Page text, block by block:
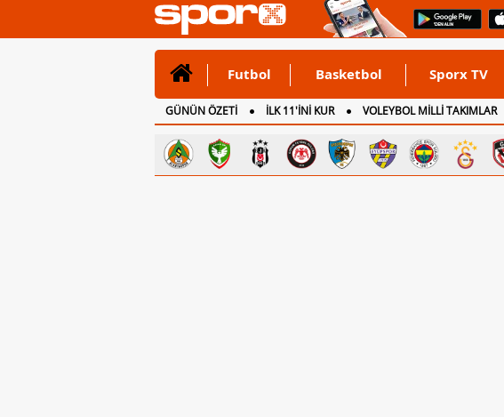
Futbol Basketbol Sporx TV
GÜNÜN ÖZETİ İLK 11'İNİ KUR VOLEYBOL MİLLİ TAKIMLAR
CANLI ANLATIM
İNGİLTERE